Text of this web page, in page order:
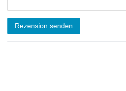
Rezension senden